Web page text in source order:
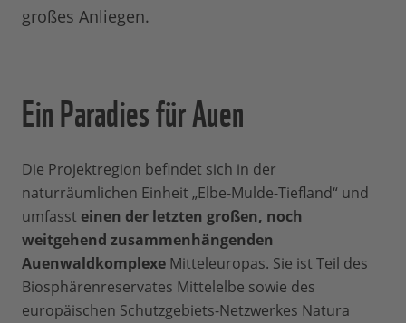
großes Anliegen.
Ein Paradies für Auen
Die Projektregion befindet sich in der
naturräumlichen Einheit „Elbe-Mulde-Tiefland“ und
umfasst einen der letzten großen, noch
weitgehend zusammenhängenden
Auenwaldkomplexe Mitteleuropas. Sie ist Teil des
Biosphärenreservates Mittelelbe sowie des
europäischen Schutzgebiets-Netzwerkes Natura